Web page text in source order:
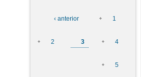
‹ anterior 1
2 3 4
5